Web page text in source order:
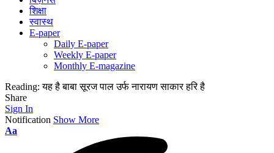
शिक्षा
स्वास्थ
E-paper
Daily E-paper
Weekly E-paper
Monthly E-magazine
Reading: यह है बाबा सूरज पाल उर्फ नारायण साकार हरि है
Share
Sign In
Notification Show More
Aa